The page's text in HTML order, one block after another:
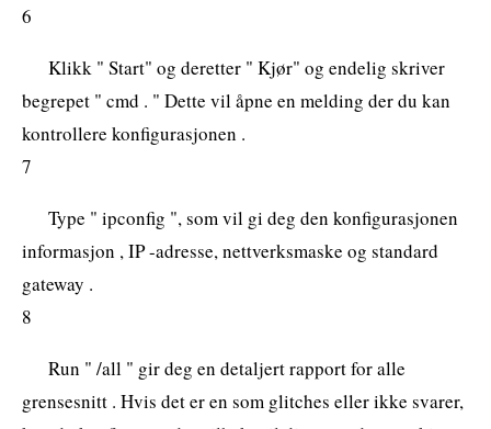
6
Klikk " Start" og deretter " Kjør" og endelig skriver
begrepet " cmd . " Dette vil åpne en melding der du kan
kontrollere konfigurasjonen .
7
Type " ipconfig ", som vil gi deg den konfigurasjonen
informasjon , IP -adresse, nettverksmaske og standard
gateway .
8
Run " /all " gir deg en detaljert rapport for alle
grensesnitt . Hvis det er en som glitches eller ikke svarer,